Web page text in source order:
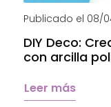
Publicado el 08/
DIY Deco:
con arcilla
Leer más